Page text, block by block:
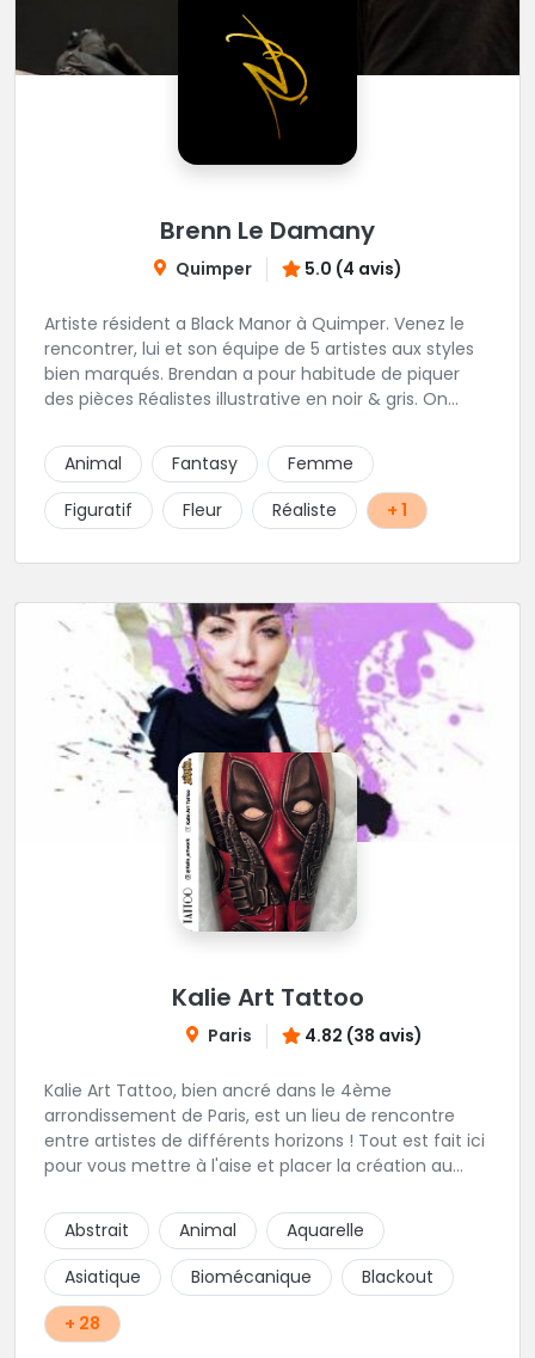
Brenn Le Damany
Quimper 5.0 (4 avis)
Artiste résident a Black Manor à Quimper. Venez le
rencontrer, lui et son équipe de 5 artistes aux styles
bien marqués. Brendan a pour habitude de piquer
des pièces Réalistes illustrative en noir & gris. On
de votre projet avec lui.
Animal Fantasy
Femme
Figuratif
Fleur Réaliste + 1
Kalie Art Tattoo
Paris 4.82 (38 avis)
Kalie Art Tattoo, bien ancré dans le 4ème
arrondissement de Paris, est un lieu de rencontre
entre artistes de différents horizons ! Tout est fait ici
pour vous mettre à l'aise et placer la création au
Abstrait
Animal
Aquarelle
Asiatique
Biomécanique
Blackout
+ 28